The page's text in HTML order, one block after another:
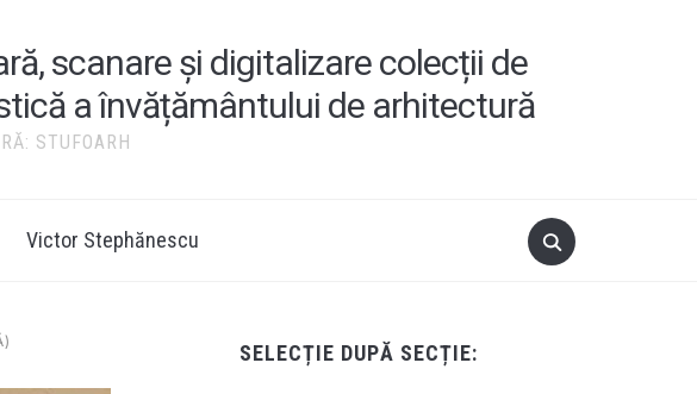
scanare și digitalizare colecții de
a învățământului de arhitectură
STUFOARH
Victor Stephănescu
SELECȚIE DUPĂ SECȚIE: